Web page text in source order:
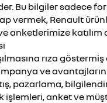
Bu bilgiler sadece
vermek, Renault
anketlerimize katılım
rıza
ve
pazarlama,
işlemleri, anket ve